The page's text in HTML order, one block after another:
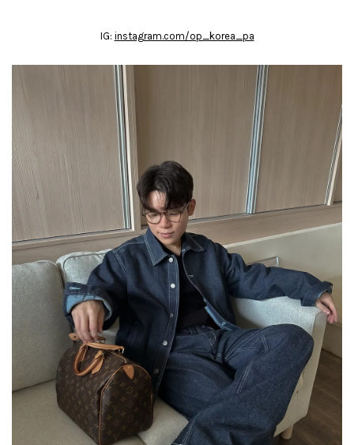
IG: instagram.com/op_korea_pa